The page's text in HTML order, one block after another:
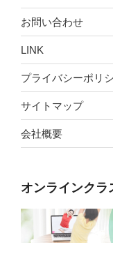
お問い合わせ
LINK
プライバシーポリ
サイトマップ
会社概要
オンラインクラ